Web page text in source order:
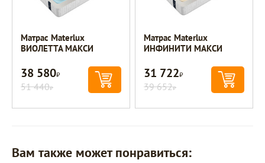
Матрас Materlux
ВИОЛЕТТА МАКСИ
38 580Р
51 440Р
Матрас Materlux
ИНФИНИТИ МАКСИ
31 722Р
39 652Р
Вам также может понравиться: